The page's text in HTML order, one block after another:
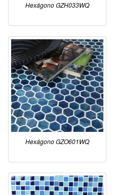
Hexágono GZH033WQ
Hexágono GZO601WQ